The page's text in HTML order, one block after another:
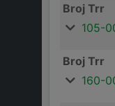
Broj Trr
105-
Broj Trr
160-